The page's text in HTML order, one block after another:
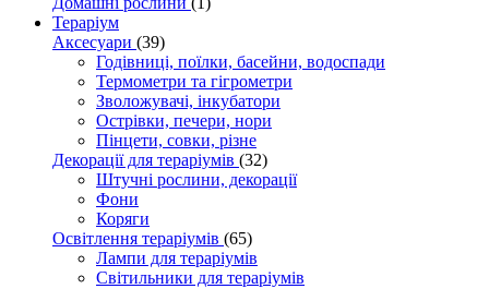
Тераріум
Аксесуари (39)
Годівниці, поїлки, басейни, водоспади
Термометри та гігрометри
Зволожувачі, інкубатори
Острівки, печери, нори
Пінцети, совки, різне
Декорації для тераріумів (32)
Штучні рослини, декорації
Фони
Коряги
Освітлення тераріумів (65)
Лампи для тераріумів
Світильники для тераріумів